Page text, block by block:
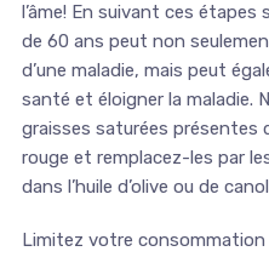
l’âme! En suivant ces
de 60 ans peut non
d’une maladie, mais peut
santé et éloigner la maladie.
graisses saturées présentes
rouge et remplacez-les par
dans l’huile d’olive ou de
Limitez votre